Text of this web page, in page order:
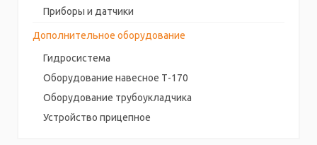
Приборы и датчики
Дополнительное оборудование
Гидросистема
Оборудование навесное Т-170
Оборудование трубоукладчика
Устройство прицепное